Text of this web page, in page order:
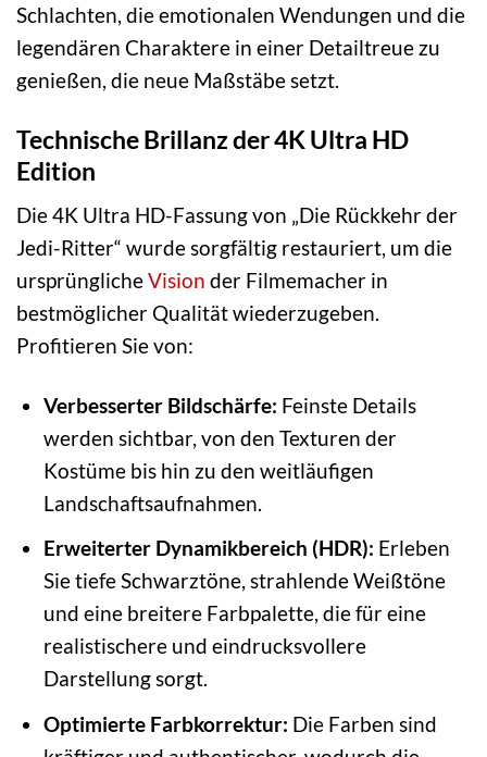
Schlachten, die emotionalen Wendungen und die
legendären Charaktere in einer Detailtreue zu
genießen, die neue Maßstäbe setzt.
Technische Brillanz der 4K Ultra HD
Edition
Die 4K Ultra HD-Fassung von „Die Rückkehr der
Jedi-Ritter“ wurde sorgfältig restauriert, um die
ursprünglicheVision der Filmemacher in
bestmöglicher Qualität wiederzugeben.
Profitieren Sie von:
Verbesserter Bildschärfe: Feinste Details
werden sichtbar, von den Texturen der
Kostüme bis hin zu den weitläufigen
Landschaftsaufnahmen.
Erweiterter Dynamikbereich (HDR): Erleben
Sie tiefe Schwarztöne, strahlende Weißtöne
und eine breitere Farbpalette, die für eine
realistischere und eindrucksvollere
Darstellung sorgt.
Optimierte Farbkorrektur: Die Farben sind